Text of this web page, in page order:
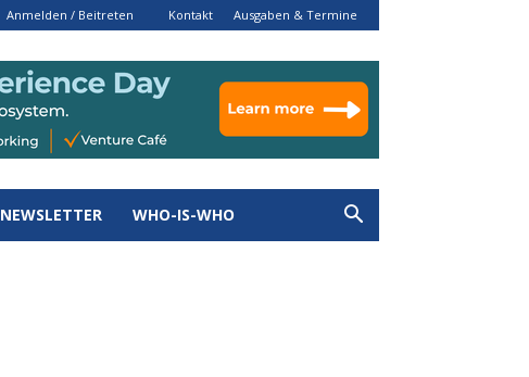
Anmelden / Beitreten Kontakt Ausgaben & Termine
NEWSLETTER WHO-IS-WHO